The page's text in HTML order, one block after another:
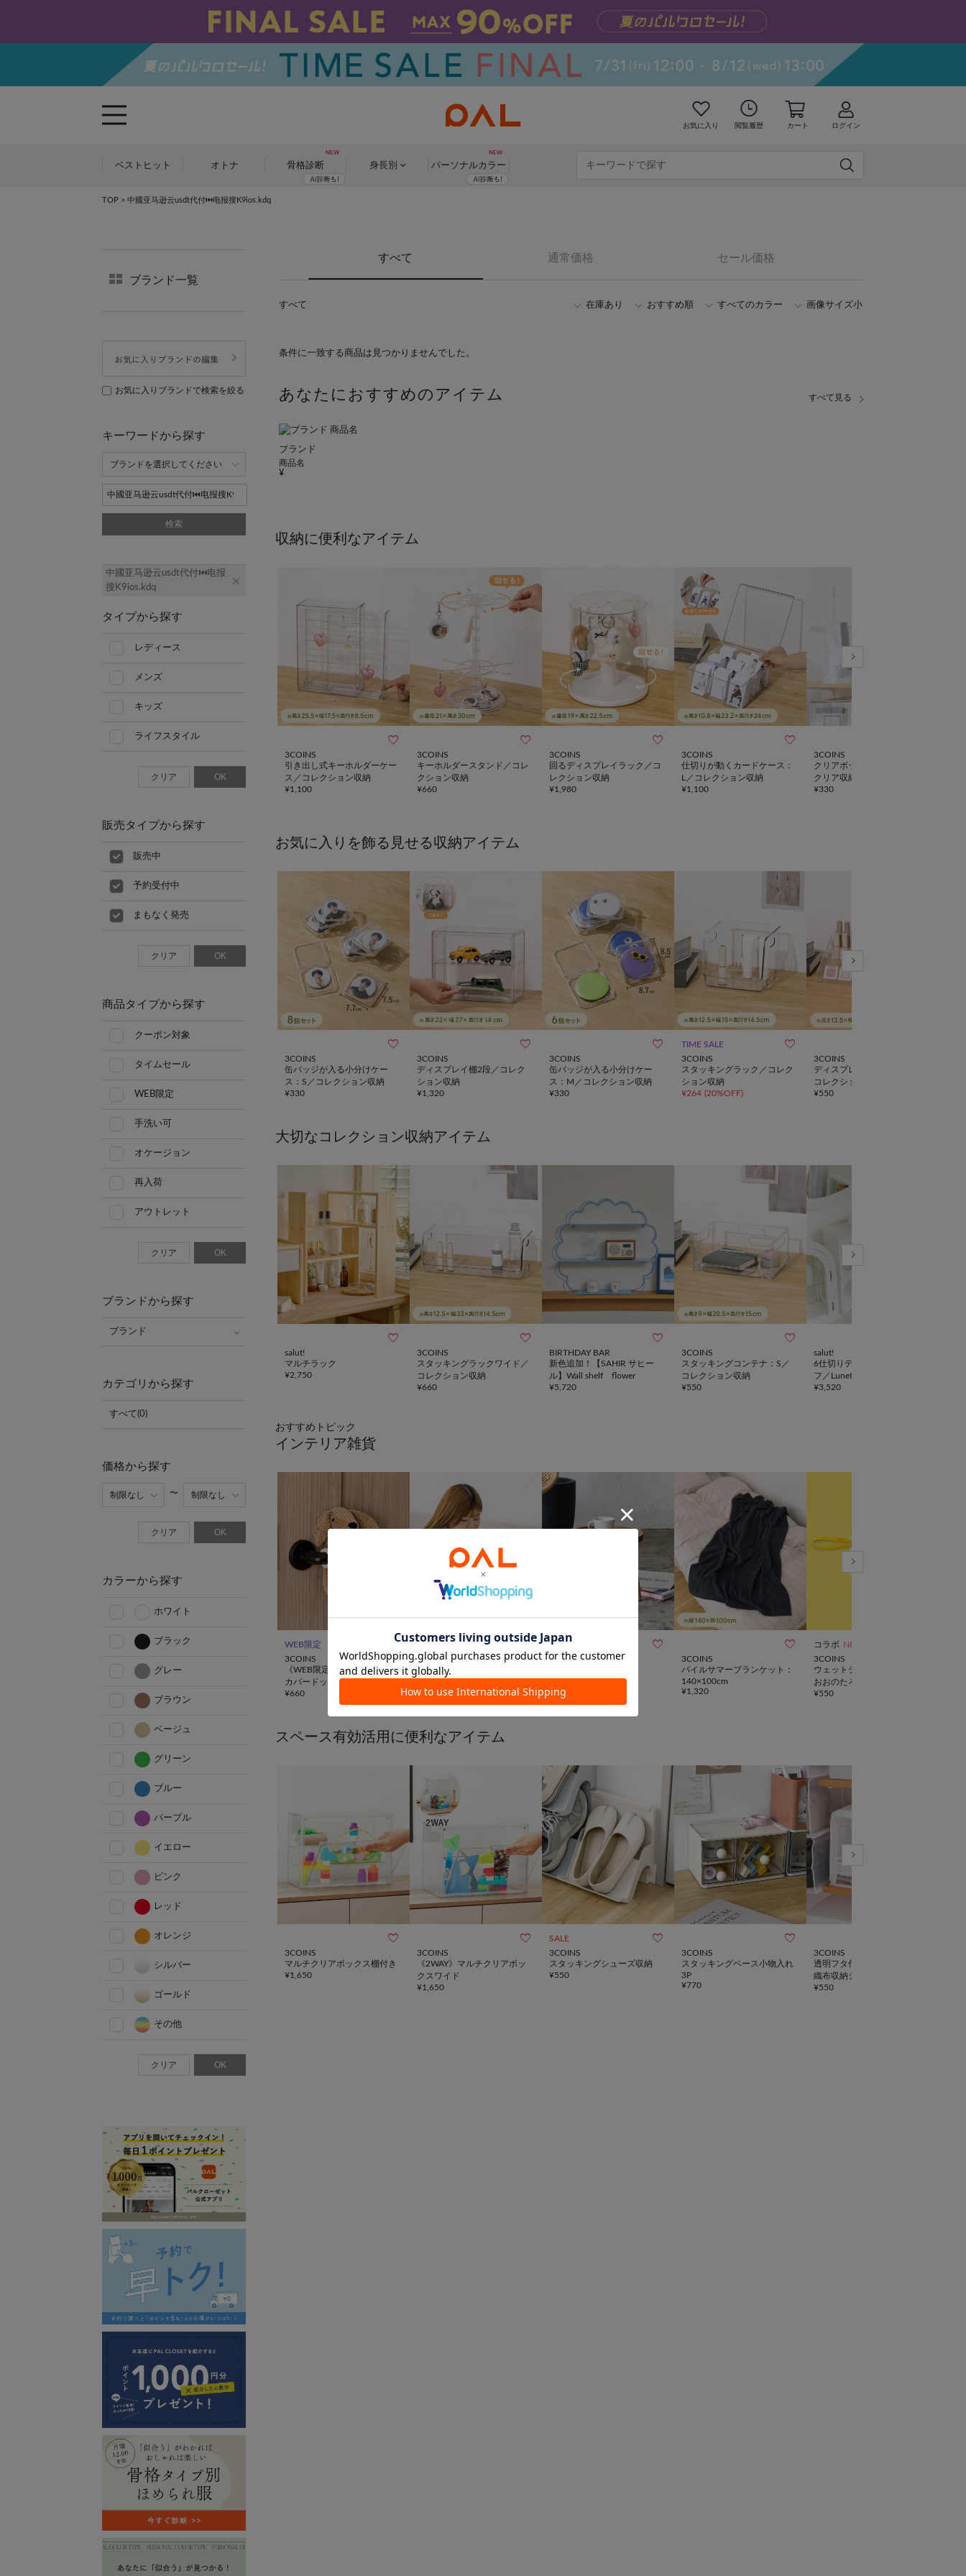
お気に入り 閲覧履歴 カート ログイン
ベストヒット オトナ 骨格診断 身長別 パーソナルカラー
TOP > 中國亚马逊云usdt代付⏮️电报搜K9ios.kdq
すべて 通常価格 セール価格
すべて 在庫あり おすすめ順 すべてのカラー 画像サイズ小
条件に一致する商品は見つかりませんでした。
あなたにおすすめのアイテム
ブランド
商品名
収納に便利なアイテム

3COINS
引き出し式キーホルダーケー
ス／コレクション収納
¥1,100

3COINS
キーホルダースタンド／コレ
クション収納
¥660

3COINS
回るディスプレイラック／コ
レクション収納
¥1,980

3COINS
仕切りが動くカードケース：
L／コレクション収納
¥1,100
3COINS
クリアボックスバッグ：L／
クリア収納シリーズ
¥330
お気に入りを飾る見せる収納アイテム

3COINS
缶バッジが入る小分けケー
ス：S／コレクション収納
¥330

3COINS
ディスプレイ棚2段／コレク
ション収納
¥1,320

3COINS
缶バッジが入る小分けケー
ス：M／コレクション収納
¥330
TIME SALE 
3COINS
スタッキングラック／コレク
ション収納
¥264 (20%OFF)
3COINS
ディスプレイスタンド5段／
コレクション収納
¥550
大切なコレクション収納アイテム

salut!
マルチラック
¥2,750

3COINS
スタッキングラックワイド／
コレクション収納
¥660

BIRTHDAY BAR
新色追加！【SAHIR サヒー
ル】Wall shelf flower
¥5,720

3COINS
スタッキングコンテナ：S／
コレクション収納
¥550
salut!
6仕切りディスプレイシェル
フ／Lunette
¥3,520
おすすめトピック
インテリア雑貨
WEB限定 
3COINS
《WEB限定商品》ドアノブ
カバードッグ
¥660

3COINS
三角クッション

3COINS

3COINS
パイルサマーブランケット：
140×100cm
¥1,320
コラボ NEW
3COINS
ウェットティッシュケース／
おおのたろう
¥550
スペース有効活用に便利なアイテム

3COINS
マルチクリアボックス棚付き
¥1,650

3COINS
《2WAY》マルチクリアボッ
クスワイド
¥1,650
SALE 
3COINS
スタッキングシューズ収納
¥550

3COINS
スタッキングベース小物入れ
3P
¥770
3COINS
透明フタ付き前開きBOX／不
織布収納シリーズ
¥550
ブランド一覧
お気に入りブランドで検索を絞る
キーワードから探す
検索
中國亚马逊云usdt代付⏮️电报
搜K9ios.kdq
タイプから探す
レディース
メンズ
キッズ
ライフスタイル
クリア OK
販売タイプから探す
販売中
予約受付中
まもなく発売
クリア OK
商品タイプから探す
クーポン対象
タイムセール
WEB限定
手洗い可
オケージョン
再入荷
アウトレット
クリア OK
ブランドから探す
ブランド
カテゴリから探す
すべて(0)
価格から探す
クリア OK
カラーから探す
ホワイト
ブラック
グレー
ブラウン
ベージュ
グリーン
ブルー
パープル
イエロー
ピンク
レッド
オレンジ
シルバー
ゴールド
その他
クリア OK